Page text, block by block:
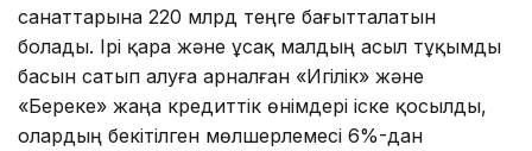
санаттарына 220 млрд теңге бағытталатын
болады. Ірі қара және ұсақ малдың асыл тұқымды
басын сатып алуға арналған «Игілік» және
«Береке» жаңа кредиттік өнімдері іске қосылды,
олардың бекітілген мөлшерлемесі 6%-дан